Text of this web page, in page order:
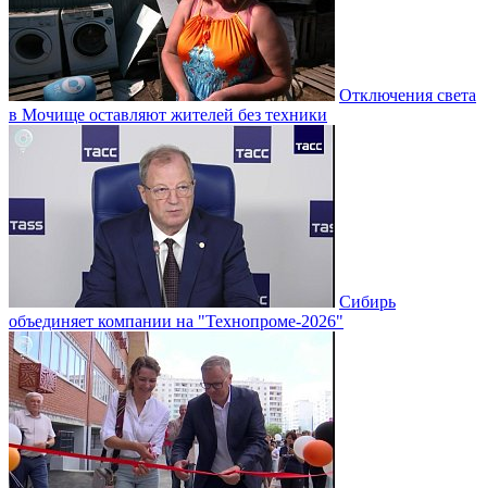
Отключения света
в Мочище оставляют жителей без техники
Сибирь
объединяет компании на "Технопроме-2026"